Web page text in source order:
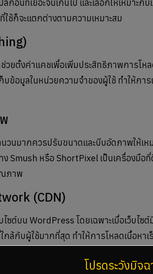
อินที่เยอะจนเกินไป และเลือกให้เหมาะกั
ใช้ก็จะแตกต่างตามความเหมาะสม
ยตั้งค่าแคชเพื่อเพิ่มประสิทธิภาพการโหล
บข้อมูลในหน่วยความจำของผู้ใช้ ทำให้การ
วนมากควรปรับขนาดและบีบอัดภาพให้เห
Smush หรือ ShortPixel เป็นเครื่องมือ
ภาพ
(CDN)
ไซต์บน WordPress โดยเฉพาะเมื่อเว็บไ
กล้กับผู้ใช้มากที่สุด ทำให้การโหลดเนื้อหา
โปรดระวังมิจ